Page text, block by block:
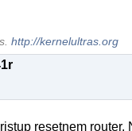
http://kernelultras.org
resetnem router.